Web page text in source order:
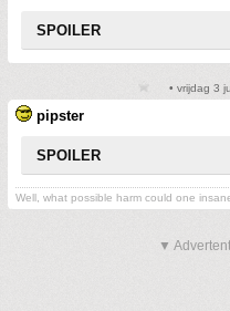
SPOILER
• vrijdag 3
pipster
SPOILER
Well, what possible harm could one
▼